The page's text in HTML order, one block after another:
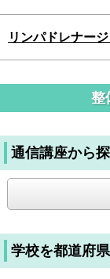
リンパドレナー
整
通信講座から
学校を都道府